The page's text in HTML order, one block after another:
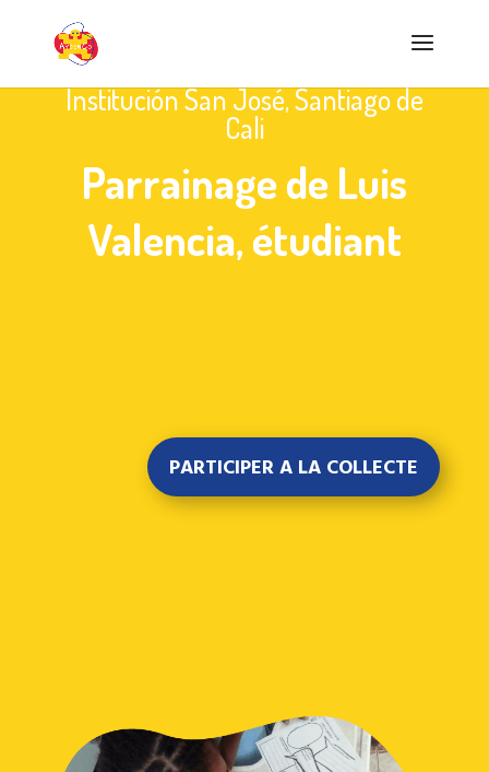
Institución San José, Santiago de
Cali
Parrainage de Luis
Valencia, étudiant
PARTICIPER A LA COLLECTE